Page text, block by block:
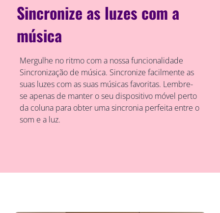
Sincronize as luzes com a
música
Mergulhe no ritmo com a nossa funcionalidade
Sincronização de música. Sincronize facilmente as
suas luzes com as suas músicas favoritas. Lembre-
se apenas de manter o seu dispositivo móvel perto
da coluna para obter uma sincronia perfeita entre o
som e a luz.